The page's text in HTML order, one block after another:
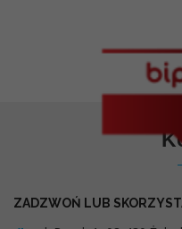
ZADZWOŃ LUB